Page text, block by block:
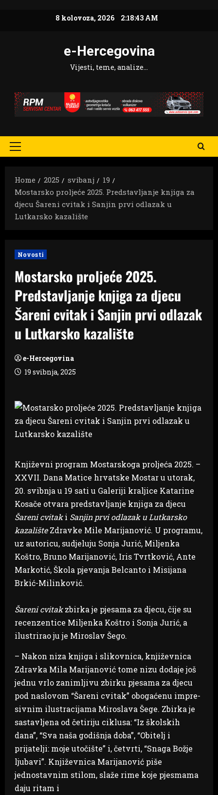
8 kolovoza, 2026 2:18:44 AM
e-Hercegovina
Vijesti, teme, analize…
Primary
Home
2025 svibanj
19
Mostarsko proljeće 2025. Predstavljanje knjiga za
djecu Šareni cvitak i Sanjin prvi odlazak u
Lutkarsko kazalište
Novosti
Mostarsko proljeće 2025.
Predstavljanje knjiga za djecu
Šareni cvitak i Sanjin prvi odlazak
u Lutkarsko kazalište
e-Hercegovina
19 svibnja, 2025
Književni program Mostarskoga proljeća 2025. –
XXVII. Dana Matice hrvatske Mostar u utorak,
20. svibnja u 19 sati u Galeriji kraljice Katarine
Kosače otvara predstavljanje knjiga za djecu
Šareni cvitaki Sanjin prvi odlazak u Lutkarsko
kazališteZdravke Mile Marijanović. U programu,
uz autoricu, sudjeluju Sonja Jurić, Miljenka
Koštro, Bruno Marijanović, Iris Tvrtković, Ante
Markotić, Škola pjevanja Belcanto i Misijana
Brkić-Milinković.
Šareni cvitakzbirka je pjesama za djecu, čije su
recenzentice Miljenka Koštro i Sonja Jurić, a
ilustrirao ju je Miroslav Šego.
– Nakon niza knjiga i slikovnica, književnica
Zdravka Mila Marijanović tome nizu dodaje još
jednu vrlo zanimljivu zbirku pjesama za djecu
pod naslovom “Šareni cvitak” obogaćenu impre-
sivnim ilustracijama Miroslava Šege. Zbirka je
sastavljena od četiriju ciklusa: “Iz školskih
dana”, “Sva naša godišnja doba”, “Obitelj i
prijatelji: moje utočište” i, četvrti, “Snaga Božje
ljubavi”. Književnica Marijanović piše
jednostavnim stilom, slaže rime koje pjesmama
daju ritam i